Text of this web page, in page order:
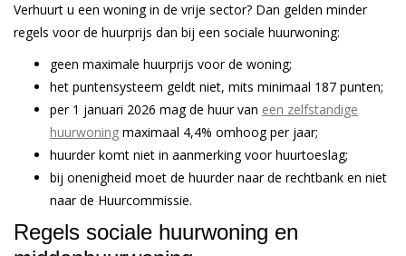
Verhuurt u een woning in de vrije sector? Dan gelden minder
regels voor de huurprijs dan bij een sociale huurwoning:
geen maximale huurprijs voor de woning;
het puntensysteem geldt niet, mits minimaal 187 punten;
per 1 januari 2026 mag de huur van een zelfstandige
huurwoning maximaal 4,4% omhoog per jaar;
huurder komt niet in aanmerking voor huurtoeslag;
bij onenigheid moet de huurder naar de rechtbank en niet
naar de Huurcommissie.
Regels sociale huurwoning en